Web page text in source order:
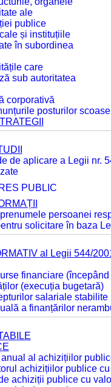
ale
publice
și instituțiile
în subordinea
care
sub autoritatea
corporativă
posturilor
de aplicare a Legii nr.
PUBLIC
persoanei
solicitare în baza
al Legii 544/
financiare
(execuția bugetară)
salariale
a finanțărilor
al achizițiilor
achizițiilor publice
achiziții publice cu